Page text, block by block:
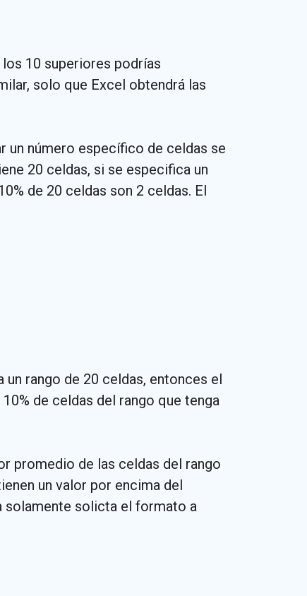
10 superiores podrías
solo que Excel obtendrá las
un número específico de celdas se
20 celdas, si se especifica un
de 20 celdas son 2 celdas. El
un rango de 20 celdas, entonces el
de celdas del rango que tenga
promedio de las celdas del rango
un valor por encima del
solamente solicta el formato a